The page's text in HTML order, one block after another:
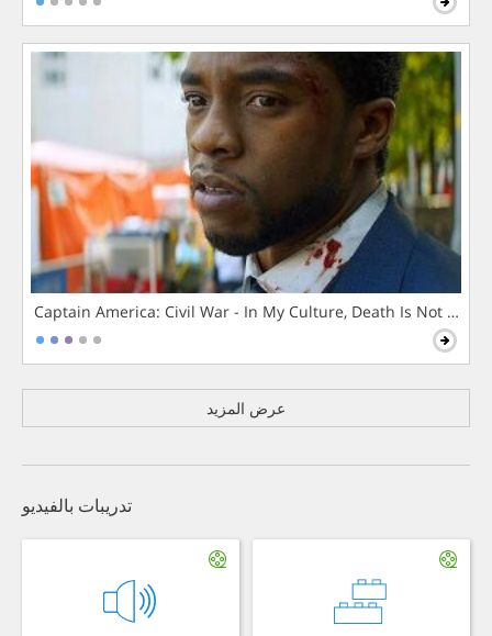
Captain America: Civil War - In My Culture, Death Is Not The
عرض المزيد
تدريبات بالفيديو